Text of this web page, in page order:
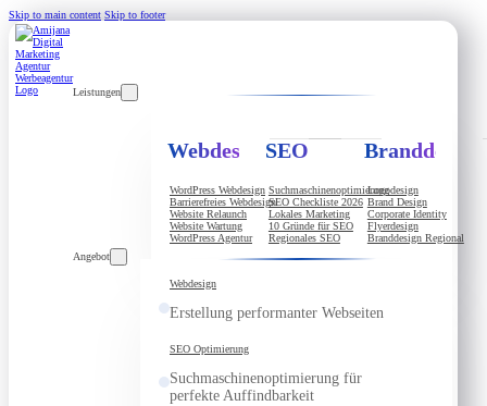
Skip to main content Skip to footer
Leistungen
Webdesign
WordPress Webdesign
Barrierefreies Webdesign
Website Relaunch
Website Wartung
WordPress Agentur
SEO
Suchmaschinenoptimierung
SEO Checkliste 2026
Lokales Marketing
10 Gründe für SEO
Regionales SEO
Branddesign
Logodesign
Brand Design
Corporate Identity
Flyerdesign
Branddesign Regional
Angebot
Webdesign
Erstellung performanter Webseiten
SEO Optimierung
Suchmaschinenoptimierung für
perfekte Auffindbarkeit